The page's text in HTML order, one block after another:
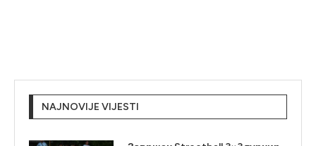
NAJNOVIJE VIJESTI